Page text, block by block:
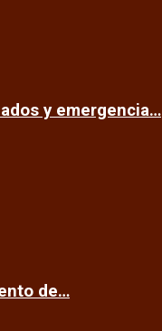
y emergencia…
de…